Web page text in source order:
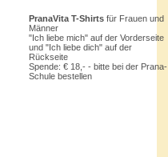
PranaVita T-Shirts für Frauen und
Männer
"Ich liebe mich" auf der Vorderseite
und "Ich liebe dich" auf der
Rückseite
Spende: € 18,- - bitte bei der Prana-
Schule bestellen